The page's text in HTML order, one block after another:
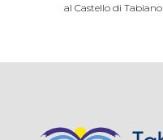
al Castello di Tabiano